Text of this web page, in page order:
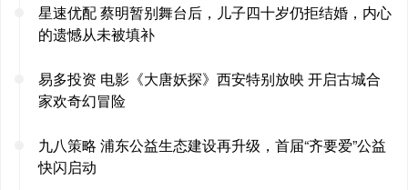
星速优配 蔡明暂别舞台后，儿子四十岁仍拒结婚，内心
的遗憾从未被填补
易多投资 电影《大唐妖探》西安特别放映 开启古城合
家欢奇幻冒险
九八策略 浦东公益生态建设再升级，首届“齐要爱”公益
快闪启动